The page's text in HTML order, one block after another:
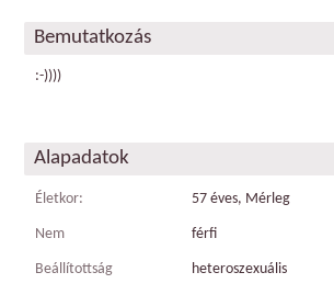
Bemutatkozás
:-))))
Alapadatok
Életkor: 57 éves, Mérleg
Nem férfi
Beállítottság heteroszexuális